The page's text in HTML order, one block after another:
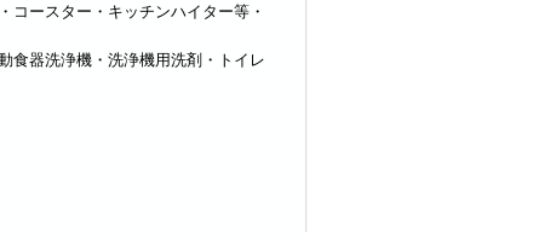
コースター・キッチンハイター等・
食器洗浄機・洗浄機用洗剤・トイレ